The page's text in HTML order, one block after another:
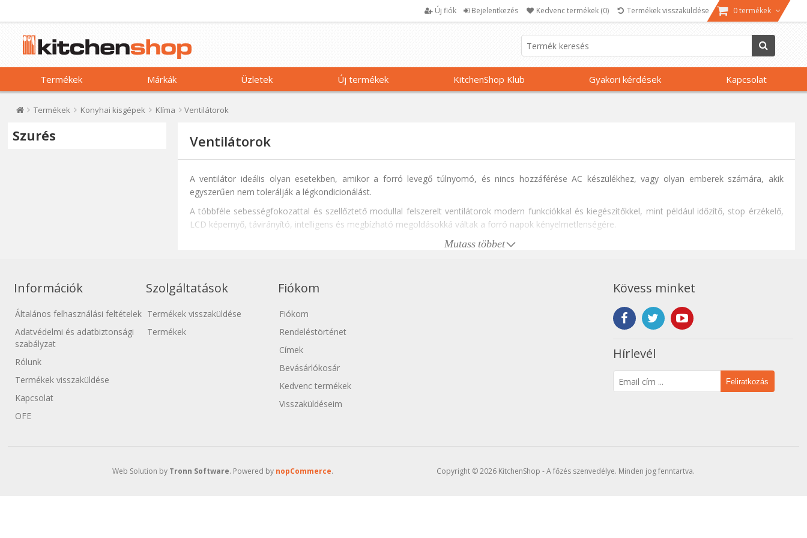
Új fiók Bejelentkezés Kedvenc termékek (0) Termékek visszaküldése 0 termékek
Termékek Márkák Üzletek Új termékek KitchenShop Klub Gyakori kérdések Kapcsolat
Termékek Konyhai kisgépek Klíma Ventilátorok
Szurés Ventilátorok
A ventilátor ideális olyan esetekben, amikor a forró levegő túlnyomó, és nincs hozzáférése AC készülékhez, vagy olyan emberek számára, akik
egyszerűen nem tolerálják a légkondicionálást.
A többféle sebességfokozattal és szellőztető modullal felszerelt ventilátorok modern funkciókkal és kiegészítőkkel, mint például időzítő, stop érzékelő,
LCD képernyő, távirányító, intelligens és megbízható megoldásokká váltak a forró napok kényelmetlenségére.
Az asztali ventilátor kompakt és könnyen szállítható, alkalmas kis vagy zsúfolt helyiségekbe.
válasszon vezeték nélküli ventilátort. A vezeték nélküli rendszer lehetővé teszi a ventilátor használatát a teraszon és akár a kertben is.
Mutass többet
Információk
Általános felhasználási feltételek
Adatvédelmi és adatbiztonsági
szabályzat
Rólunk
Termékek visszaküldése
Kapcsolat
OFE
Szolgáltatások
Termékek visszaküldése
Termékek
Fiókom
Fiókom
Rendeléstörténet
Címek
Bevásárlókosár
Kedvenc termékek
Visszaküldéseim
Kövess minket
Hírlevél
Feliratkozás
Copyright © 2026 KitchenShop - A főzés szenvedélye. Minden jog fenntartva.
Web Solution by Tronn Software. Powered by nopCommerce.